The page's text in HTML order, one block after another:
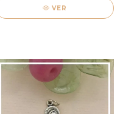
VER